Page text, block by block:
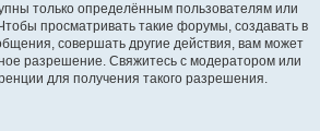
только определённым пользователям или
просматривать такие форумы, создавать в
совершать другие действия, вам может
разрешение. Свяжитесь с модератором или
для получения такого разрешения.